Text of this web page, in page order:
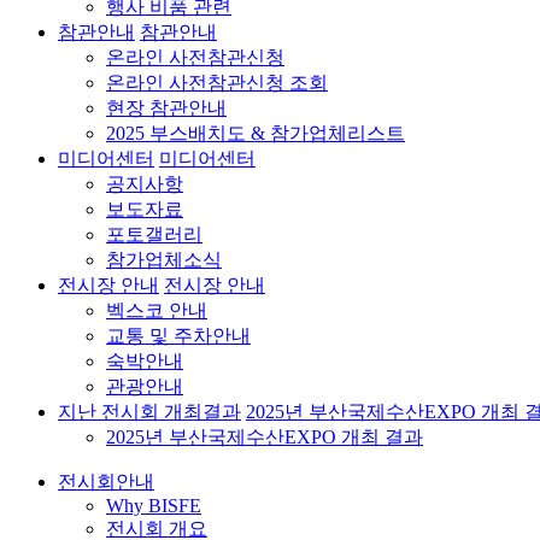
행사 비품 관련
참관안내 참관안내
온라인 사전참관신청
온라인 사전참관신청 조회
현장 참관안내
2025 부스배치도 & 참가업체리스트
미디어센터 미디어센터
공지사항
보도자료
포토갤러리
참가업체소식
전시장 안내 전시장 안내
벡스코 안내
교통 및 주차안내
숙박안내
관광안내
지난 전시회 개최결과 2025년 부산국제수산EXPO 개최
2025년 부산국제수산EXPO 개최 결과
전시회안내
Why BISFE
전시회 개요